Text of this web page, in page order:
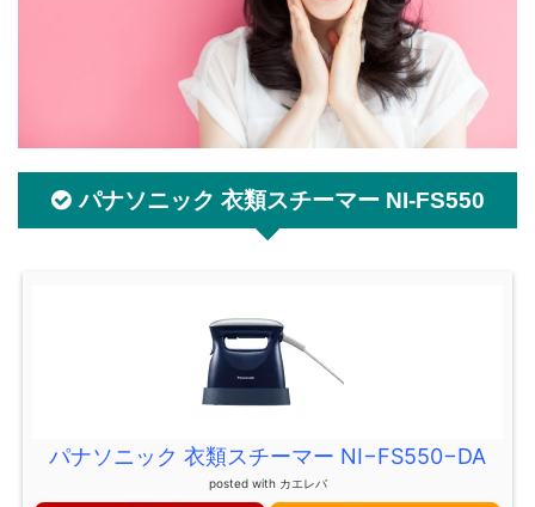
パナソニック 衣類スチーマー NI-FS550
パナソニック 衣類スチーマー NI−FS550−DA
posted with カエレバ